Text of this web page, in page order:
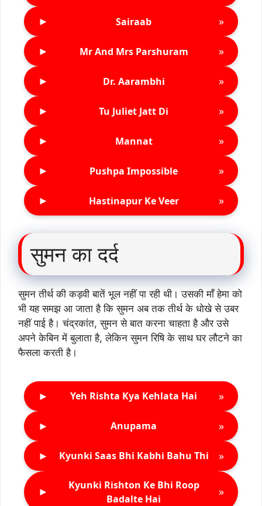
► Sairaab »
► Mr And Mrs Parshuram »
► Dr. Aarambhi »
► Tu Juliet Jatt Di »
► Mannat »
► Pushpa Impossible »
► Hastinapur Ke Veer »
सुमन का दर्द
सुमन तीर्थ की कड़वी बातें भूल नहीं पा रही थी। उसकी माँ हेमा को
भी यह समझ आ जाता है कि सुमन अब तक तीर्थ के धोखे से उबर
नहीं पाई है। चंद्रकांत, सुमन से बात करना चाहता है और उसे
अपने केबिन में बुलाता है, लेकिन सुमन रिषि के साथ घर लौटने का
फैसला करती है।
► Yeh Rishta Kya Kehlata Hai »
► Anupama »
► Kyunki Saas Bhi Kabhi Bahu Thi »
►
Kyunki Rishton Ke Bhi Roop
Badalte Hai
»